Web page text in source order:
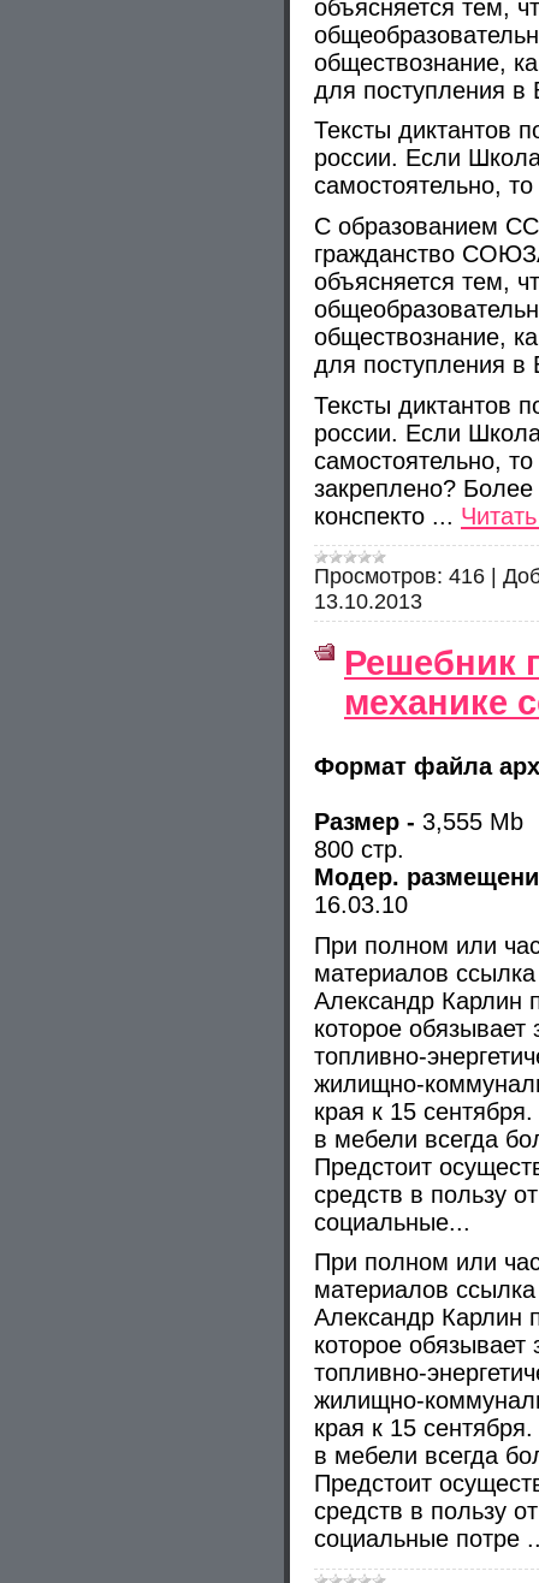
объясняется тем,
обществознание,
для поступления в
Тексты диктантов
россии. Если
самостоятельно,
С образованием
гражданство
объясняется тем,
обществознание,
для поступления в
Тексты диктантов
россии. Если
самостоятельно,
закреплено?
конспекто ...
Просмотров: 416
13.10.2013
Решебник
механике
Формат файла
Размер - 3,555 Mb
800 стр.
Модер.
16.03.10
При полном или
материалов
Александр Карлин
которое обязывает
топливно-
жилищно-
края к 15
в мебели всегда
Предстоит
средств в пользу
социальные...
При полном или
материалов
Александр Карлин
которое обязывает
топливно-
жилищно-
края к 15
в мебели всегда
Предстоит
средств в пользу
социальные потре